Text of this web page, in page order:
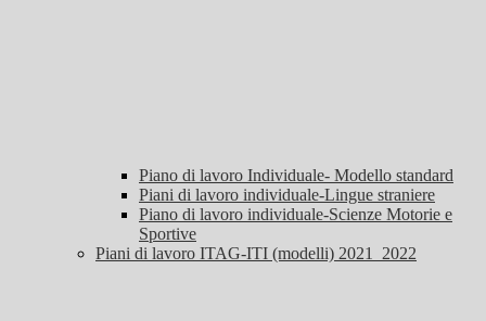
Piano di lavoro Individuale- Modello standard
Piani di lavoro individuale-Lingue straniere
Piano di lavoro individuale-Scienze Motorie e
Sportive
Piani di lavoro ITAG-ITI (modelli) 2021_2022